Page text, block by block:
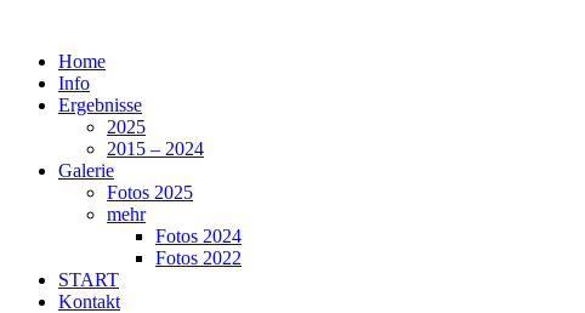
springenHome
Info
Ergebnisse
2025
2015 – 2024
Galerie
Fotos 2025
mehr
Fotos 2024
Fotos 2022
START
Kontakt